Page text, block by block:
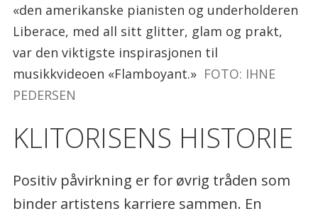
«den amerikanske pianisten og underholderen
Liberace, med all sitt glitter, glam og prakt,
var den viktigste inspirasjonen til
musikkvideoen «Flamboyant.» FOTO: IHNE
PEDERSEN
KLITORISENS HISTORIE
Positiv påvirkning er for øvrig tråden som
binder artistens karriere sammen. En